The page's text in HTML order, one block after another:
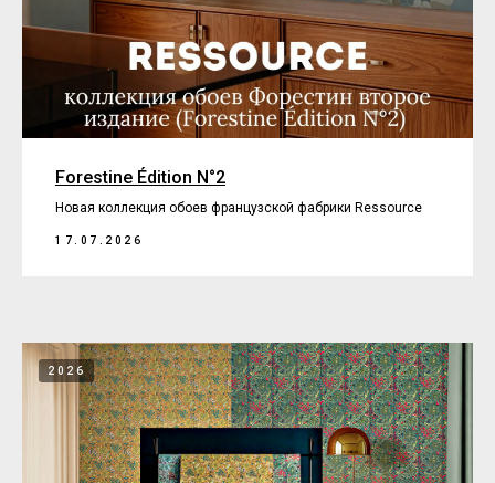
Forestine Édition N°2
Новая коллекция обоев французской фабрики Ressource
17.07.2026
2026